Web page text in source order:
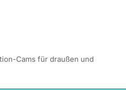
Cams für draußen und